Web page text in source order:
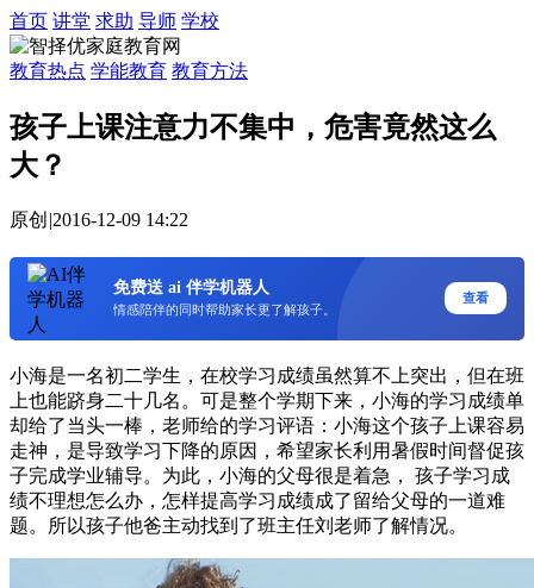
首页 讲堂 求助 导师 学校
教育热点 学能教育 教育方法
孩子上课注意力不集中，危害竟然这么
大？
原创 |2016-12-09 14:22
免费送 ai 伴学机器人
情感陪伴的同时帮助家长更了解孩子。
查看
小海是一名初二学生，在校学习成绩虽然算不上突出，但在班
上也能跻身二十几名。可是整个学期下来，小海的学习成绩单
却给了当头一棒，老师给的学习评语：小海这个孩子上课容易
走神，是导致学习下降的原因，希望家长利用暑假时间督促孩
子完成学业辅导。为此，小海的父母很是着急， 孩子学习成
绩不理想怎么办，怎样提高学习成绩成了留给父母的一道难
题。所以孩子他爸主动找到了班主任刘老师了解情况。